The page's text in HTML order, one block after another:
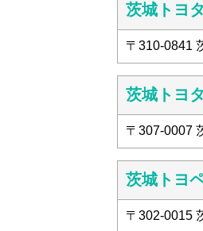
茨城トヨ
〒310-0841
茨城トヨ
〒307-0007
茨城トヨ
〒302-0015